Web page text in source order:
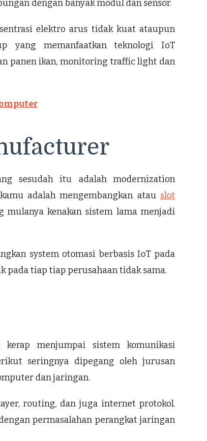
dengan banyak modul dan sensor.
elektro arus tidak kuat ataupun
yang memanfaatkan teknologi IoT
panen ikan, monitoring traffic light dan
sesudah itu adalah modernization
adalah mengembangkan atau slot
mulanya kenakan sistem lama menjadi
system otomasi berbasis IoT pada
pada tiap tiap perusahaan tidak sama.
menjumpai sistem komunikasi
seringnya dipegang oleh jurusan
dan jaringan.
routing, dan juga internet protokol.
permasalahan perangkat jaringan